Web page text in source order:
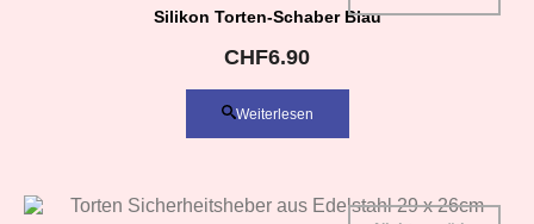
Silikon Torten-Schaber Blau
CHF6.90
Weiterlesen